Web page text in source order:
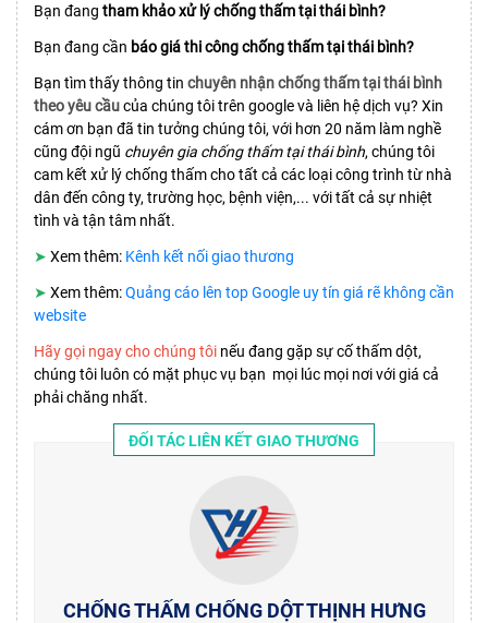
Bạn đang tham khảo xử lý chống thấm tại thái bình?
Bạn đang cần báo giá thi công chống thấm tại thái bình?
Bạn tìm thấy thông tin chuyên nhận chống thấm tại thái bình
theo yêu cầucủa chúng tôi trên google và liên hệ dịch vụ? Xin
cám ơn bạn đã tin tưởng chúng tôi, với hơn 20 năm làm nghề
cũng đội ngũ chuyên gia chống thấm tại thái bình, chúng tôi
cam kết xử lý chống thấm cho tất cả các loại công trình từ nhà
dân đến công ty, trường học, bệnh viện,... với tất cả sự nhiệt
tình và tận tâm nhất.
➤ Xem thêm: Kênh kết nối giao thương
➤ Xem thêm:Quảng cáo lên top Google uy tín giá rẽ không cần
website
Hãy gọi ngay cho chúng tôi nếu đang gặp sự cố thấm dột,
chúng tôi luôn có mặt phục vụ bạn mọi lúc mọi nơi với giá cả
phải chăng nhất.
ĐỐI TÁC LIÊN KẾT GIAO THƯƠNG
CHỐNG THẤM CHỐNG DỘT THỊNH HƯNG